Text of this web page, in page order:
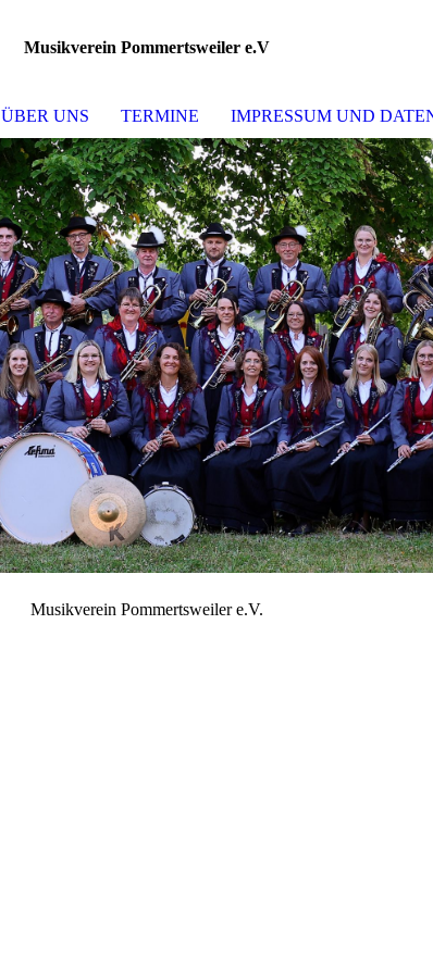
Musikverein Pommertsweiler e.V
ÜBER UNS TERMINE IMPRESSUM UND
Musikverein Pommertsweiler e.V.